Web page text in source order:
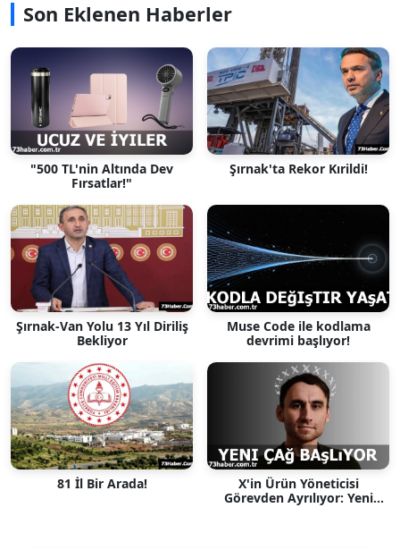
Son Eklenen Haberler
"500 TL'nin Altında Dev
Fırsatlar!"
Şırnak'ta Rekor Kırildi!
Şırnak-Van Yolu 13 Yıl Diriliş
Bekliyor
Muse Code ile kodlama
devrimi başlıyor!
81 İl Bir Arada!
X'in Ürün Yöneticisi
Görevden Ayrılıyor: Yeni